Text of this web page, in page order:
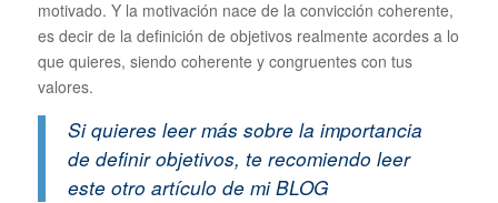
motivado. Y la motivación nace de la convicción coherente,
es decir de la definición de objetivos realmente acordes a lo
que quieres, siendo coherente y congruentes con tus
valores.
Si quieres leer más sobre la importancia
de definir objetivos, te recomiendo leer
este otro artículo de mi BLOG